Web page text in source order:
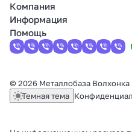
Компания
Информация
Помощь
© 2026 Металлобаза Волхонка
Темная тема